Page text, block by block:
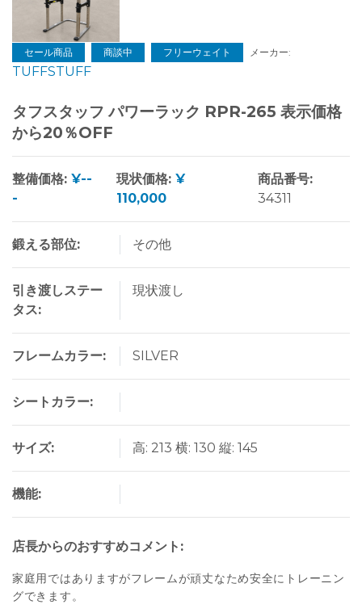
セール商品 商談中 フリーウェイト メーカー:
TUFFSTUFF
タフスタッフ パワーラック RPR-265 表示価格
から20％OFF
整備価格: ¥--
-
現状価格:¥
110,000
商品番号:
34311
鍛える部位: その他
引き渡しステー
タス:
現状渡し
フレームカラー: SILVER
シートカラー:
サイズ: 高: 213 横: 130 縦: 145
機能:
店長からのおすすめコメント:
家庭用ではありますがフレームが頑丈なため安全にトレーニン
グできます。